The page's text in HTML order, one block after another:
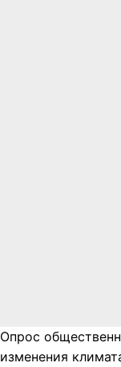
Опрос
изменения